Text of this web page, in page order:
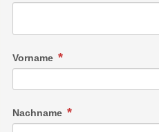
Vorname
Nachname